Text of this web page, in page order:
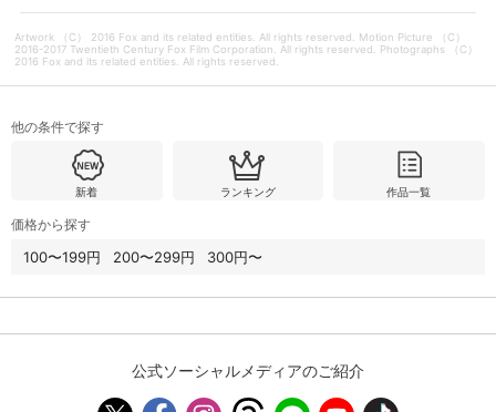
Artwork （C） 2016 Fox and its related entities. All rights reserved. Motion Picture （C）
2016-2017 Twentieth Century Fox Film Corporation. All rights reserved. Photographs （C）
2016 Fox and its related entities. All rights reserved.
他の条件で探す
新着 ランキング 作品一覧
価格から探す
100〜199円 200〜299円 300円〜
公式ソーシャルメディアのご紹介